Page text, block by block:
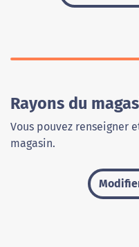
Rayons du
Vous pouvez renseigner
magasin.